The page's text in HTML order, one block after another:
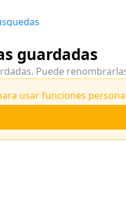
guardadas
Puede
usar funciones